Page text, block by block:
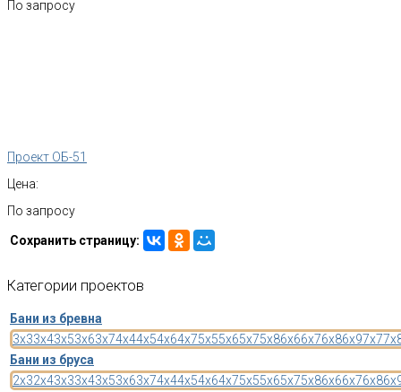
По запросу
Проект ОБ-51
Цена:
По запросу
Сохранить страницу:
Категории проектов
Бани из бревна
3x33x43x53x63x74x44x54x64x75x55x65x75x86x66x76x86x97x7
Бани из бруса
2x32x43x33x43x53x63x74x44x54x64x75x55x65x75x86x66x76x8